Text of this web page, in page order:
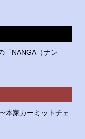
「NANGA（ナン
本家カーミットチェ